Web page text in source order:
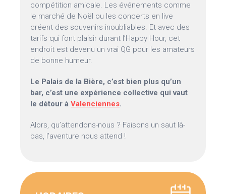
compétition amicale. Les événements comme
le marché de Noël ou les concerts en live
créent des souvenirs inoubliables. Et avec des
tarifs qui font plaisir durant l’Happy Hour, cet
endroit est devenu un vrai QG pour les amateurs
de bonne humeur.
Le Palais de la Bière, c’est bien plus qu’un
bar, c’est une expérience collective qui vaut
le détour àValenciennes.
Alors, qu’attendons-nous ? Faisons un saut là-
bas, l’aventure nous attend !